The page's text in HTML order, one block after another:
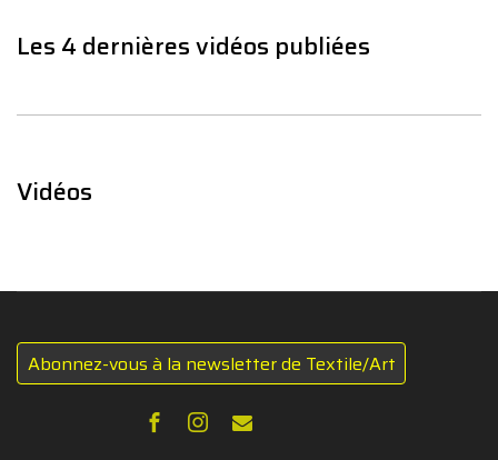
Les 4 dernières vidéos publiées
Vidéos
Abonnez-vous à la newsletter de Textile/Art